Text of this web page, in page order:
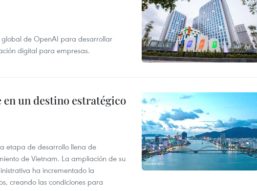
global de OpenAI para desarrollar
digital para empresas.
un destino estratégico
etapa de desarrollo llena de
de Vietnam. La ampliación de su
ha incrementado la
creando las condiciones para